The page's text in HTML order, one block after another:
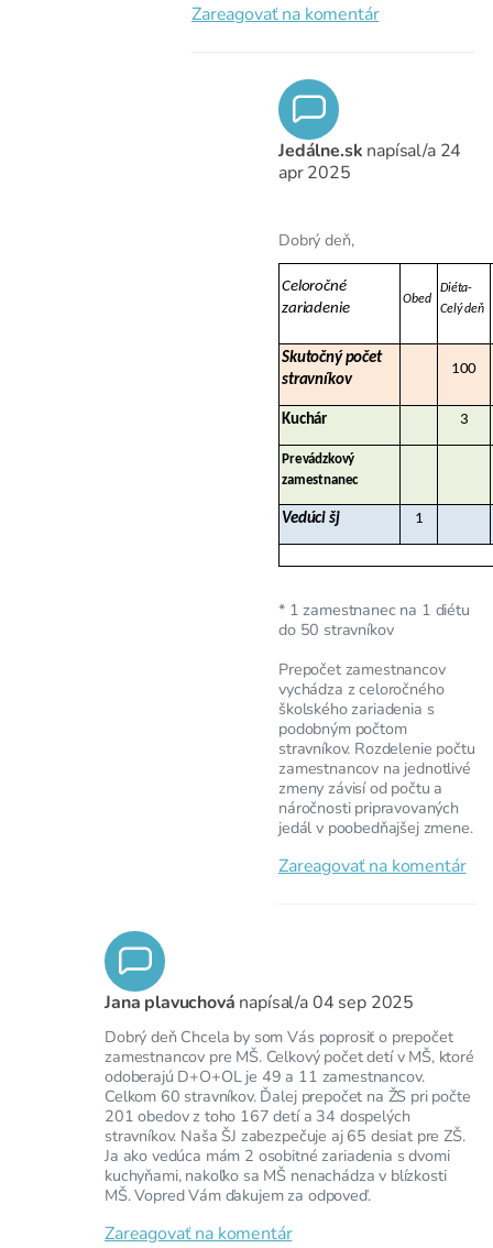
Zareagovať na komentár
Jedálne.sk napísal/a 24
apr 2025
Dobrý deň,
Celoročné
zariadenie
Obed
Diéta-
Celý deň
Skutočný počet
stravníkov
100
Kuchár 3
Prevádzkový
zamestnanec
Vedúci šj 1
* 1 zamestnanec na 1 diétu
do 50 stravníkov
Prepočet zamestnancov
vychádza z celoročného
školského zariadenia s
podobným počtom
stravníkov. Rozdelenie počtu
zamestnancov na jednotlivé
zmeny závisí od počtu a
náročnosti pripravovaných
jedál v poobedňajšej zmene.
Zareagovať na komentár
Jana plavuchová napísal/a04 sep 2025
Dobrý deň Chcela by som Vás poprosiť o prepočet
zamestnancov pre MŠ. Celkový počet detí v MŠ, ktoré
odoberajú D+O+OL je 49 a 11 zamestnancov.
Celkom 60 stravníkov. Ďalej prepočet na ŽS pri počte
201 obedov z toho 167 detí a 34 dospelých
stravníkov. Naša ŠJ zabezpečuje aj 65 desiat pre ZŠ.
Ja ako vedúca mám 2 osobitné zariadenia s dvomi
kuchyňami, nakoľko sa MŠ nenachádza v blízkosti
MŠ. Vopred Vám ďakujem za odpoveď.
Zareagovať na komentár